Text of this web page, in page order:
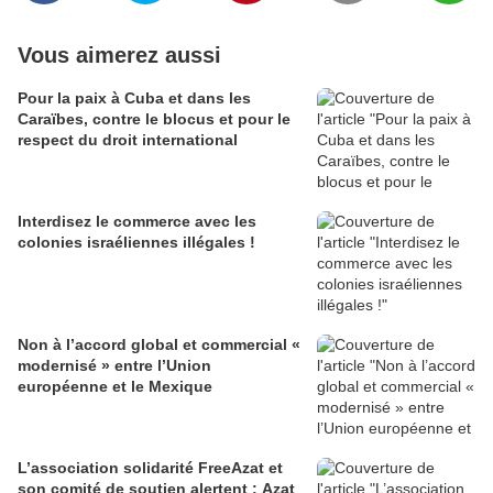
Vous aimerez aussi
Pour la paix à Cuba et dans les
Caraïbes, contre le blocus et pour le
respect du droit international
Interdisez le commerce avec les
colonies israéliennes illégales !
Non à l’accord global et commercial «
modernisé » entre l’Union
européenne et le Mexique
L’association solidarité FreeAzat et
son comité de soutien alertent : Azat